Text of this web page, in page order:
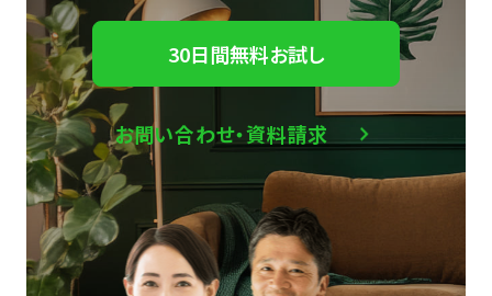
30日間無料お試し
お問い合わせ・資料請求